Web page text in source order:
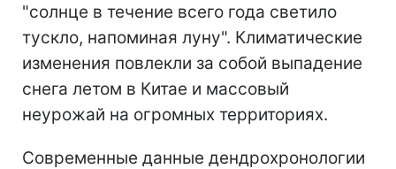
"солнце в течение всего года светило
тускло, напоминая луну". Климатические
изменения повлекли за собой выпадение
снега летом в Китае и массовый
неурожай на огромных территориях.
Современные данные дендрохронологии